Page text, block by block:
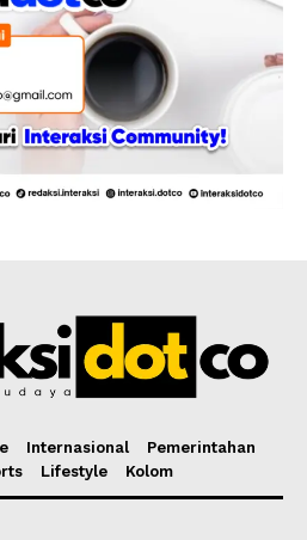
Internasional
Pemerintahan
Lifestyle Kolom